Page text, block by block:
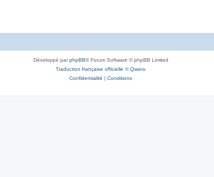
Développé parphpBB® Forum Software © phpBB Limited
Traduction française officielle ©Qiaeru
Confidentialité | Conditions